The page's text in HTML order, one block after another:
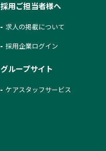
採用ご担当者様へ
求人の掲載について
採用企業ログイン
グループサイト
ケアスタッフサービス